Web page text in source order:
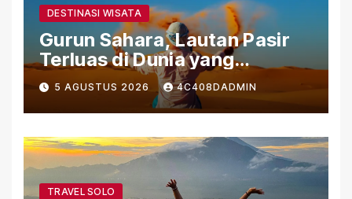
DESTINASI WISATA
Gurun Sahara, Lautan Pasir
Terluas di Dunia yang
Menyimpan Kehidupan dan
Sejarah
5 AGUSTUS 2026 4C408DADMIN
TRAVEL SOLO